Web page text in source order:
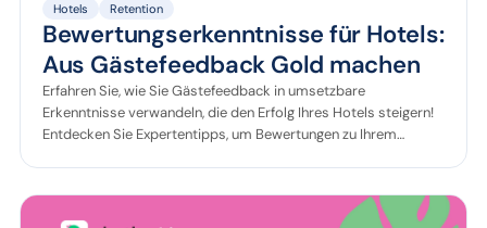
Hotels Retention
Bewertungserkenntnisse für Hotels:
Aus Gästefeedback Gold machen
Erfahren Sie, wie Sie Gästefeedback in umsetzbare
Erkenntnisse verwandeln, die den Erfolg Ihres Hotels steigern!
Entdecken Sie Expertentipps, um Bewertungen zu Ihrem